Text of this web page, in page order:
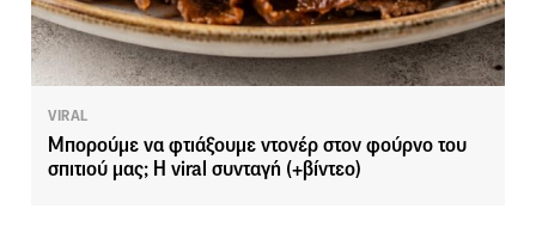
VIRAL
Μπορούμε να φτιάξουμε ντονέρ στον φούρνο του
σπιτιού μας; Η viral συνταγή (+βίντεο)